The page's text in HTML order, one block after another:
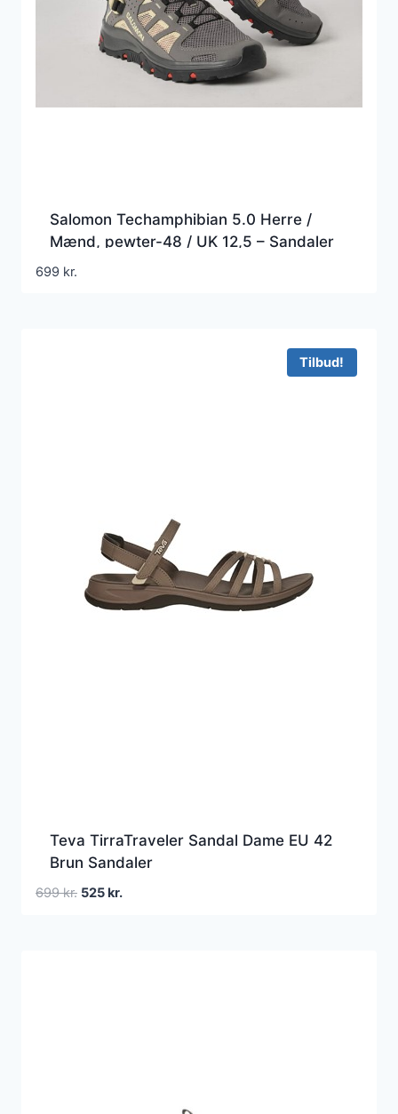
Salomon Techamphibian 5.0 Herre /
Mænd, pewter-48 / UK 12,5 – Sandaler
699 kr.
Tilbud!
Teva TirraTraveler Sandal Dame EU 42
Brun Sandaler
699kr. Den
525 kr.Den